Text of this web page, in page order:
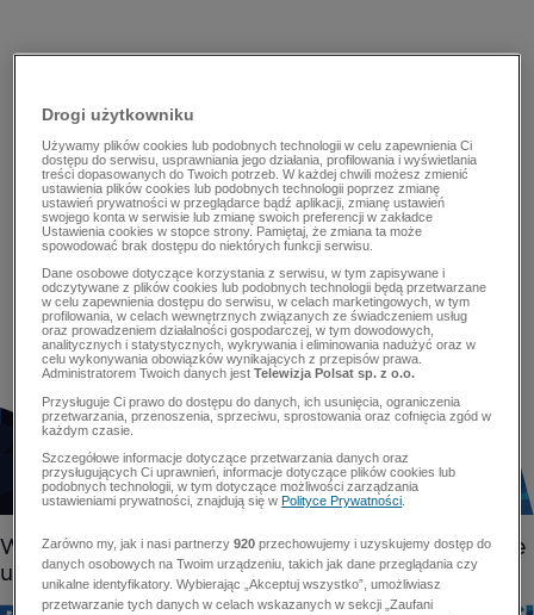
Drogi użytkowniku
Używamy plików cookies lub podobnych technologii w celu zapewnienia Ci
dostępu do serwisu, usprawniania jego działania, profilowania i wyświetlania
treści dopasowanych do Twoich potrzeb. W każdej chwili możesz zmienić
ustawienia plików cookies lub podobnych technologii poprzez zmianę
ustawień prywatności w przeglądarce bądź aplikacji, zmianę ustawień
swojego konta w serwisie lub zmianę swoich preferencji w zakładce
Ustawienia cookies w stopce strony. Pamiętaj, że zmiana ta może
spowodować brak dostępu do niektórych funkcji serwisu.
Dane osobowe dotyczące korzystania z serwisu, w tym zapisywane i
odczytywane z plików cookies lub podobnych technologii będą przetwarzane
w celu zapewnienia dostępu do serwisu, w celach marketingowych, w tym
profilowania, w celach wewnętrznych związanych ze świadczeniem usług
oraz prowadzeniem działalności gospodarczej, w tym dowodowych,
analitycznych i statystycznych, wykrywania i eliminowania nadużyć oraz w
celu wykonywania obowiązków wynikających z przepisów prawa.
Administratorem Twoich danych jestTelewizja Polsat sp. z o.o.
Przysługuje Ci prawo do dostępu do danych, ich usunięcia, ograniczenia
przetwarzania, przenoszenia, sprzeciwu, sprostowania oraz cofnięcia zgód w
każdym czasie.
Szczegółowe informacje dotyczące przetwarzania danych oraz
przysługujących Ci uprawnień, informacje dotyczące plików cookies lub
podobnych technologii, w tym dotyczące możliwości zarządzania
ustawieniami prywatności, znajdują się wPolityce Prywatności
Zarówno my, jak i nasi partnerzy920 przechowujemy i uzyskujemy dostęp do
danych osobowych na Twoim urządzeniu, takich jak dane przeglądania czy
unikalne identyfikatory. Wybierając „Akceptuj wszystko”, umożliwiasz
przetwarzanie tych danych w celach wskazanych w sekcji „Zaufani